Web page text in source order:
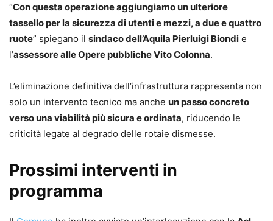
“Con questa operazione aggiungiamo un ulteriore
tassello per la sicurezza di utenti e mezzi, a due e quattro
ruote” spiegano il sindaco dell’Aquila Pierluigi Biondi e
l’assessore alle Opere pubbliche Vito Colonna.
L’eliminazione definitiva dell’infrastruttura rappresenta non
solo un intervento tecnico ma anche un passo concreto
verso una viabilità più sicura e ordinata, riducendo le
criticità legate al degrado delle rotaie dismesse.
Prossimi interventi in
programma